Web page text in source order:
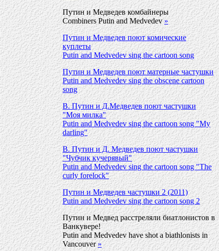
Путин и Медведев комбайнеры
Combiners Putin and Medvedev»
Путин и Медведев поют комические
куплеты
Putin and Medvedev sing the cartoon song
Путин и Медведев поют матерные частушки
Putin and Medvedev sing the obscene cartoon
song
В. Путин и Д.Медведев поют частушки
"Моя милка"
Putin and Medvedev sing the cartoon song "My
darling"
В. Путин и Д. Медведев поют частушки
"Чубчик кучерявый"
Putin and Medvedev sing the cartoon song "The
curly forelock"
Путин и Медведев частушки 2 (2011)
Putin and Medvedev sing the cartoon song 2
Путин и Медвед расстреляли биатлонистов в
Ванкувере!
Putin and Medvedev have shot a biathlonists in
Vancouver»